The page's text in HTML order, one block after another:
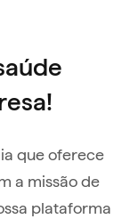
que oferece
a missão de
plataforma